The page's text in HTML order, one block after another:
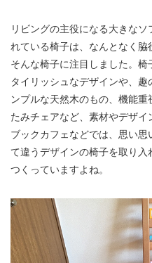
リビングの主役になる大きな
れている椅子は、なんとなく脇
そんな椅子に注目しました。
タイリッシュなデザインや、
ンプルな天然木のもの、機能
たみチェアなど、素材やデザ
ブックカフェなどでは、思い思
て違うデザインの椅子を取り
つくっていますよね。